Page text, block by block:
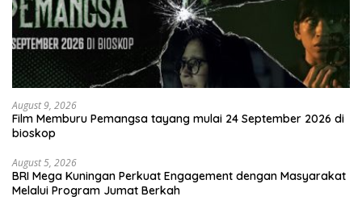
August 9, 2026
Film Memburu Pemangsa tayang mulai 24 September 2026 di
bioskop
August 5, 2026
BRI Mega Kuningan Perkuat Engagement dengan Masyarakat
Melalui Program Jumat Berkah